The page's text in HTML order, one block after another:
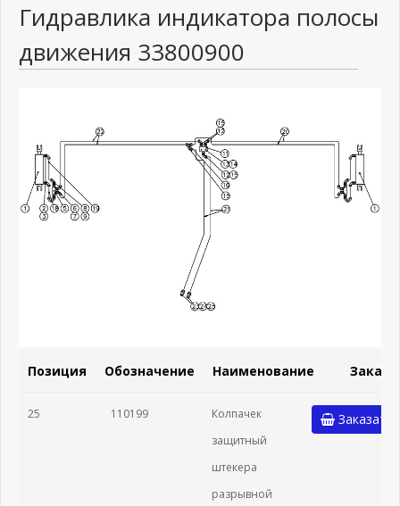
Гидравлика индикатора полосы
движения 33800900
Позиция Обозначение Наименование
25 110199
Колпачек
защитный
штекера
разрывной
Заказать